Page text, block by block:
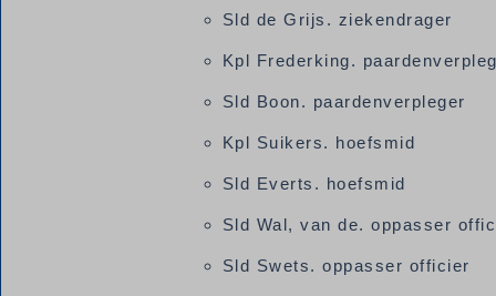
Sld de Grijs. ziekendrager
Kpl Frederking.
Sld Boon. paardenverpleger
Kpl Suikers. hoefsmid
Sld Everts. hoefsmid
Sld Wal, van de. oppasser
Sld Swets. oppasser officier